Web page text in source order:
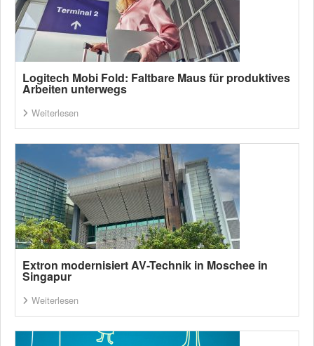
Logitech Mobi Fold: Faltbare Maus für produktives
Arbeiten unterwegs
Weiterlesen
Extron modernisiert AV-Technik in Moschee in
Singapur
Weiterlesen